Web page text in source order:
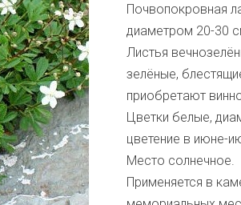
Почвопокровная
диаметром 20-30
Листья
зелёные,
приобретают
Цветки белые,
цветение в июне-
Место солнечное.
Применяется в